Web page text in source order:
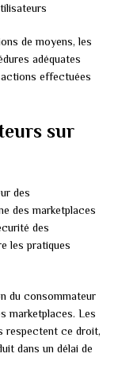
de moyens, les
adéquates
effectuées
sur
des
des marketplaces
des
les pratiques
du consommateur
marketplaces. Les
respectent ce droit,
dans un délai de